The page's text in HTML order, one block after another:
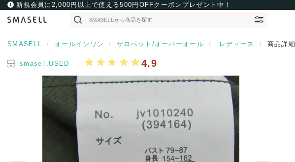
新規会員に2,000円以上で使える500円OFFクーポンプレゼント中！
SMASELL オールインワン サロペット/オーバーオール レディース 商品詳細
smasell.USED 4.9